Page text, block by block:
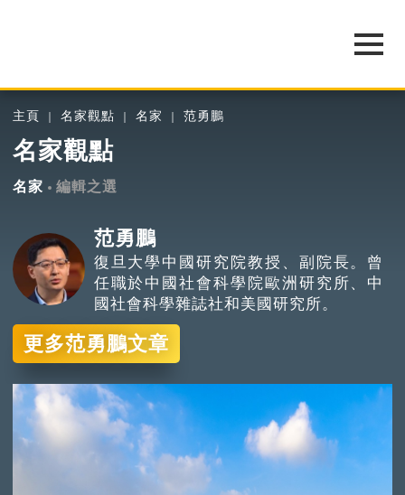
主頁 名家觀點 名家 范勇鵬
名家觀點
名家 編輯之選
范勇鵬
復旦大學中國研究院教授、副院長。曾
任職於中國社會科學院歐洲研究所、中
國社會科學雜誌社和美國研究所。
更多范勇鵬文章